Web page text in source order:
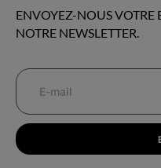
ENVOYEZ-NOUS VOTRE
NOTRE NEWSLETTER.